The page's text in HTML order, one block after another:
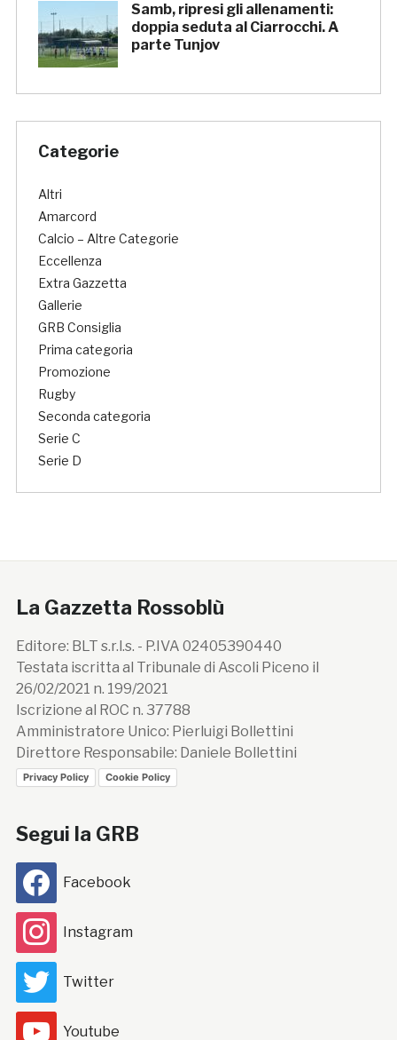
Samb, ripresi gli allenamenti:
doppia seduta al Ciarrocchi. A
parte Tunjov
Categorie
Altri
Amarcord
Calcio – Altre Categorie
Eccellenza
Extra Gazzetta
Gallerie
GRB Consiglia
Prima categoria
Promozione
Rugby
Seconda categoria
Serie C
Serie D
La Gazzetta Rossoblù
Editore: BLT s.r.l.s. - P.IVA 02405390440
Testata iscritta al Tribunale di Ascoli Piceno il
26/02/2021 n. 199/2021
Iscrizione al ROC n. 37788
Amministratore Unico: Pierluigi Bollettini
Direttore Responsabile: Daniele Bollettini
Privacy Policy Cookie Policy
Segui la GRB
Facebook
Instagram
Twitter
Youtube